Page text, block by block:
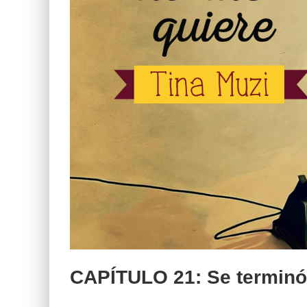
CAPÍTULO 21: Se terminó